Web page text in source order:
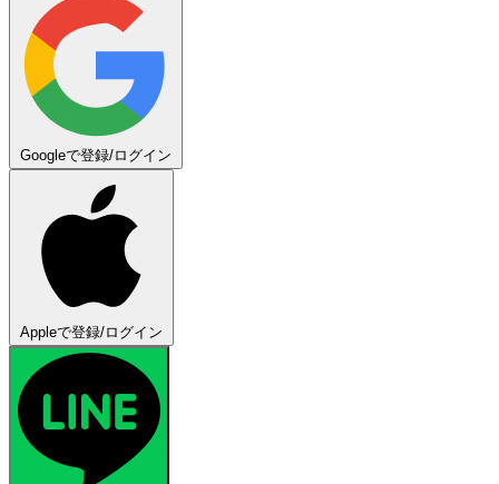
Googleで登録/ログイン
Appleで登録/ログイン